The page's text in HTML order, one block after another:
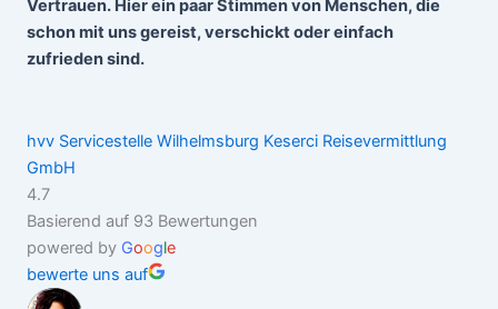
Vertrauen. Hier ein paar Stimmen von Menschen, die
schon mit uns gereist, verschickt oder einfach
zufrieden sind.
hvv Servicestelle Wilhelmsburg Keserci Reisevermittlung
GmbH
4.7
Basierend auf 93 Bewertungen
powered by Google
bewerte uns auf